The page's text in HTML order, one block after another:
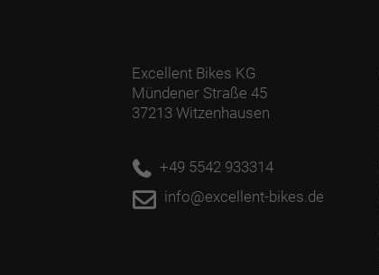
Excellent Bikes KG
Mündener Straße 45
37213 Witzenhausen
+49 5542 933314
info@excellent-bikes.de